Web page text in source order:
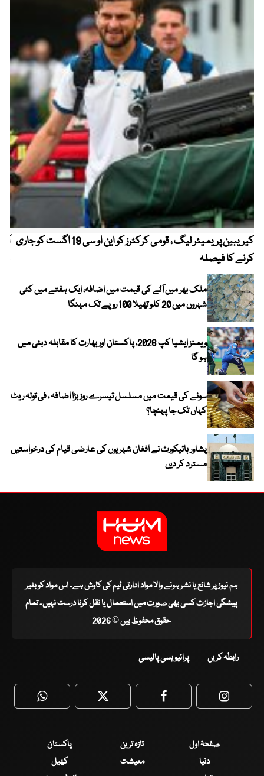
کیریبین پریمیئر لیگ ، قومی کرکٹرز کو این او سی 19 اگست کو جاری
کرنے کا فیصلہ
ملک بھر میں آٹے کی قیمت میں اضافہ، ایک ہفتے میں کئی
شہروں میں 20 کلو تھیلا 100 روپے تک مہنگا
ویمنز ایشیا کپ 2026، پاکستان اور بھارت کا مقابلہ دبئی میں
ہو گا
سونے کی قیمت میں مسلسل تیسرے روز بڑا اضافہ ، فی تولہ ریٹ
کہاں تک جا پہنچا؟
پشاور ہائیکورٹ نے افغان شہریوں کی عارضی قیام کی درخواستیں
مسترد کر دیں
ہم نیوز پر شائع یا نشر ہونے والا مواد ادارتی ٹیم کی کاوش ہے۔ اس مواد کو بغیر
پیشگی اجازت کسی بھی صورت میں استعمال یا نقل کرنا درست نہیں۔ تمام
حقوق محفوظ ہیں © 2026
رابطہ کریں پرائیویسی پالیسی
WhatsApp Twitter Facebook
صفحۂ اول تازہ ترین
پاکستان
دنیا
معیشت
کھیل